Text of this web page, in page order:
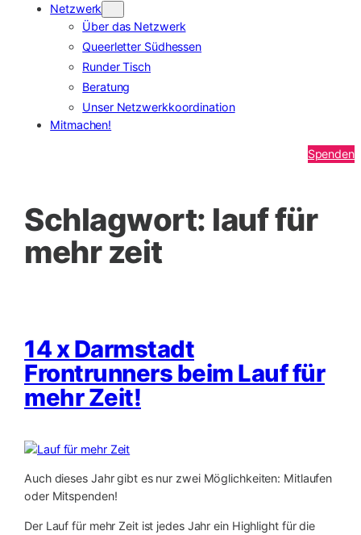
Netzwerk
Über das Netzwerk
Queerletter Südhessen
Runder Tisch
Beratung
Unser Netzwerkkoordination
Mitmachen!
Spenden
Schlagwort: lauf für
mehr zeit
14 x Darmstadt
Frontrunners beim Lauf für
mehr Zeit!
Auch dieses Jahr gibt es nur zwei Möglichkeiten: Mitlaufen
oder Mitspenden!
Der Lauf für mehr Zeit ist jedes Jahr ein Highlight für die